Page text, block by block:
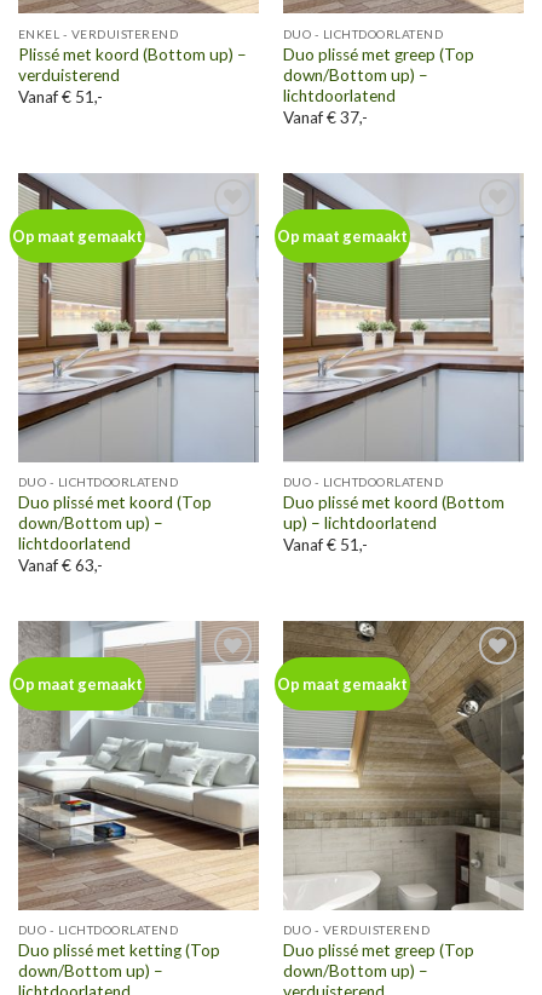
ENKEL - VERDUISTEREND
Plissé met koord (Bottom up) –
verduisterend
Vanaf € 51,-
DUO - LICHTDOORLATEND
Duo plissé met greep (Top
down/Bottom up) –
lichtdoorlatend
Vanaf € 37,-
Op maat gemaakt
Toevoegen
aan
wenslijst
DUO - LICHTDOORLATEND
Duo plissé met koord (Top
down/Bottom up) –
lichtdoorlatend
Vanaf € 63,-
Op maat gemaakt
Toevoegen
aan
wenslijst
DUO - LICHTDOORLATEND
Duo plissé met koord (Bottom
up) – lichtdoorlatend
Vanaf € 51,-
Op maat gemaakt
Toevoegen
aan
wenslijst
DUO - LICHTDOORLATEND
Duo plissé met ketting (Top
down/Bottom up) –
Op maat gemaakt
Toevoegen
aan
wenslijst
DUO - VERDUISTEREND
Duo plissé met greep (Top
down/Bottom up) –